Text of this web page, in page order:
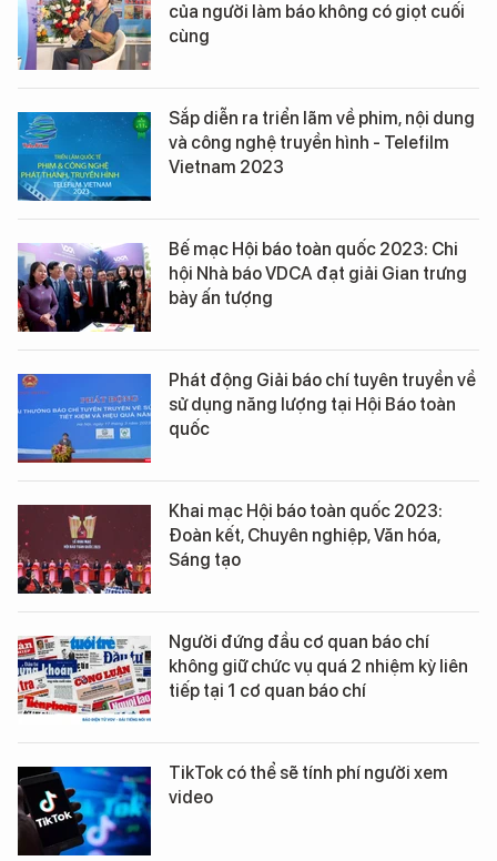
của người làm báo không có giọt cuối
cùng
Sắp diễn ra triển lãm về phim, nội dung
và công nghệ truyền hình - Telefilm
Vietnam 2023
Bế mạc Hội báo toàn quốc 2023: Chi
hội Nhà báo VDCA đạt giải Gian trưng
bày ấn tượng
Phát động Giải báo chí tuyên truyền về
sử dụng năng lượng tại Hội Báo toàn
quốc
Khai mạc Hội báo toàn quốc 2023:
Đoàn kết, Chuyên nghiệp, Văn hóa,
Sáng tạo
Người đứng đầu cơ quan báo chí
không giữ chức vụ quá 2 nhiệm kỳ liên
tiếp tại 1 cơ quan báo chí
TikTok có thể sẽ tính phí người xem
video